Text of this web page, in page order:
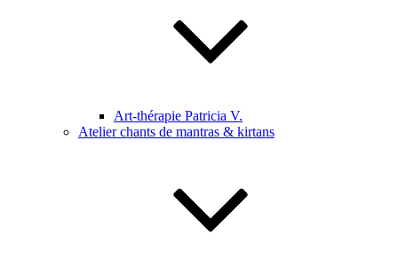
Art-thérapie Patricia V.
Atelier chants de mantras & kirtans